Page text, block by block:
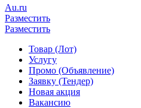
Au.ru
Разместить
Разместить
Товар (Лот)
Услугу
Промо (Объявление)
Заявку (Тендер)
Новая акция
Вакансию